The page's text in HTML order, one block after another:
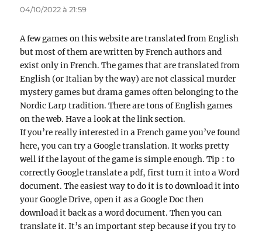
04/10/2022 à 21:59
A few games on this website are translated from English
but most of them are written by French authors and
exist only in French. The games that are translated from
English (or Italian by the way) are not classical murder
mystery games but drama games often belonging to the
Nordic Larp tradition. There are tons of English games
on the web. Have a look at the link section.
If you’re really interested in a French game you’ve found
here, you can try a Google translation. It works pretty
well if the layout of the game is simple enough. Tip : to
correctly Google translate a pdf, first turn it into a Word
document. The easiest way to do it is to download it into
your Google Drive, open it as a Google Doc then
download it back as a word document. Then you can
translate it. It’s an important step because if you try to